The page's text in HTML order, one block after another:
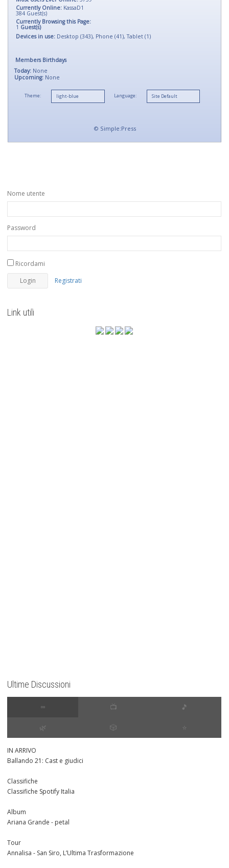
Currently Online: KassaD1
384 Guest(s)
Currently Browsing this Page:
1 Guest(s)
Devices in use: Desktop (343), Phone (41), Tablet (1)
Members Birthdays
Today: None
Upcoming: None
Theme: Language:
© Simple:Press
Nome utente
Password
Ricordami
Registrati
Link utili
Ultime Discussioni
∞ 📺 🎵
🌿 🎲 ⭐️
IN ARRIVO
Ballando 21: Cast e giudici
Classifiche
Classifiche Spotify Italia
Album
Ariana Grande - petal
Tour
Annalisa - San Siro, L’Ultima Trasformazione